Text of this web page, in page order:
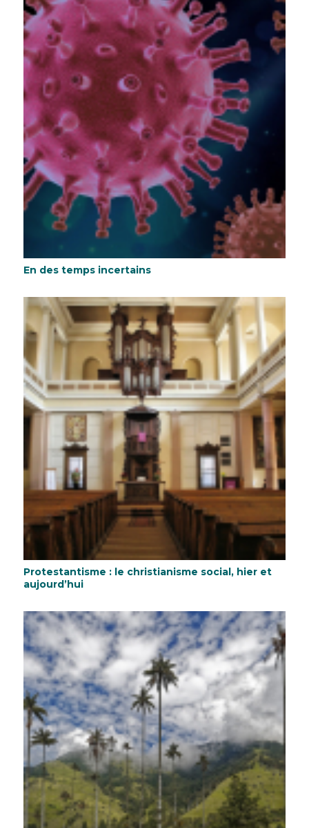
En des temps incertains
Protestantisme : le christianisme social, hier et
aujourd’hui